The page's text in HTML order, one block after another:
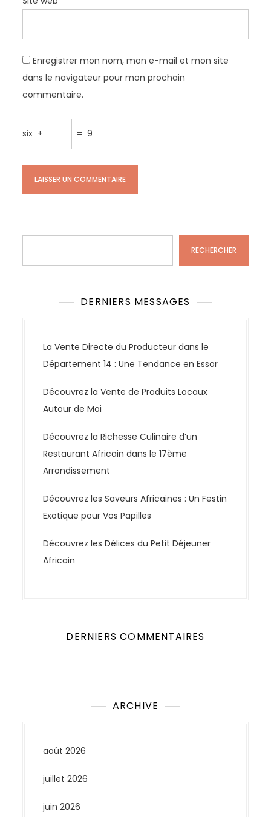
Enregistrer mon nom, mon e-mail et mon site
dans le navigateur pour mon prochain
commentaire.
six + = 9
RECHERCHER
DERNIERS MESSAGES
La Vente Directe du Producteur dans le
Département 14 : Une Tendance en Essor
Découvrez la Vente de Produits Locaux
Autour de Moi
Découvrez la Richesse Culinaire d’un
Restaurant Africain dans le 17ème
Arrondissement
Découvrez les Saveurs Africaines : Un Festin
Exotique pour Vos Papilles
Découvrez les Délices du Petit Déjeuner
Africain
DERNIERS COMMENTAIRES
ARCHIVE
août 2026
juillet 2026
juin 2026